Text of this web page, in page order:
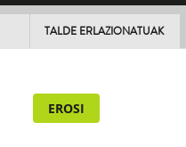
TALDE ERLAZIONATUAK
EROSI